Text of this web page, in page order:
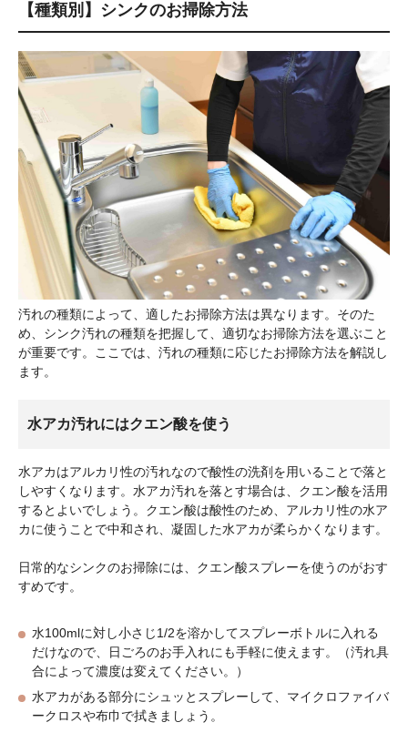
【種類別】シンクのお掃除方法
汚れの種類によって、適したお掃除方法は異なります。そのた
め、シンク汚れの種類を把握して、適切なお掃除方法を選ぶこと
が重要です。ここでは、汚れの種類に応じたお掃除方法を解説し
ます。
水アカ汚れにはクエン酸を使う
水アカはアルカリ性の汚れなので酸性の洗剤を用いることで落と
しやすくなります。水アカ汚れを落とす場合は、クエン酸を活用
するとよいでしょう。クエン酸は酸性のため、アルカリ性の水ア
カに使うことで中和され、凝固した水アカが柔らかくなります。
日常的なシンクのお掃除には、クエン酸スプレーを使うのがおす
すめです。
水100mlに対し小さじ1/2を溶かしてスプレーボトルに入れる
だけなので、日ごろのお手入れにも手軽に使えます。（汚れ具
合によって濃度は変えてください。）
水アカがある部分にシュッとスプレーして、マイクロファイバ
ークロスや布巾で拭きましょう。